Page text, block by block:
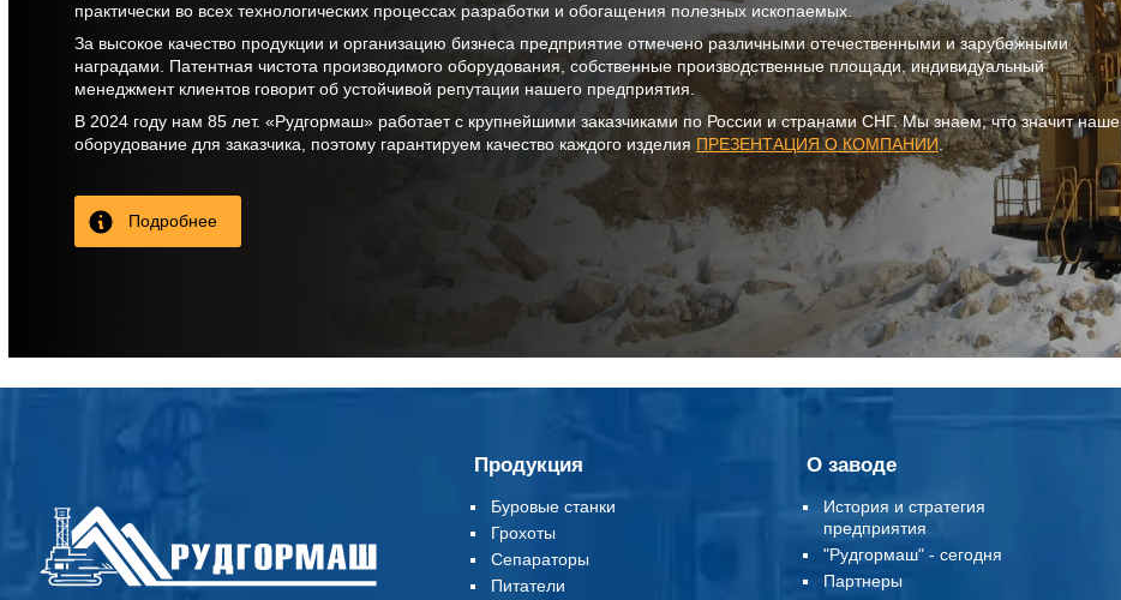
практически во всех технологических процессах разработки и обогащения полезных ископаемых.
За высокое качество продукции и организацию бизнеса предприятие отмечено различными отечественными и зарубежными
наградами. Патентная чистота производимого оборудования, собственные производственные площади, индивидуальный
менеджмент клиентов говорит об устойчивой репутации нашего предприятия.
В 2024 году нам 85 лет. «Рудгормаш» работает с крупнейшими заказчиками по России и странами СНГ. Мы знаем, что значит наше
оборудование для заказчика, поэтому гарантируем качество каждого изделия ПРЕЗЕНТАЦИЯ О КОМПАНИИ.
Подробнее
Продукция
Буровые станки
Грохоты
Сепараторы
Питатели
О заводе
История и стратегия
предприятия
"Рудгормаш" - сегодня
Партнеры